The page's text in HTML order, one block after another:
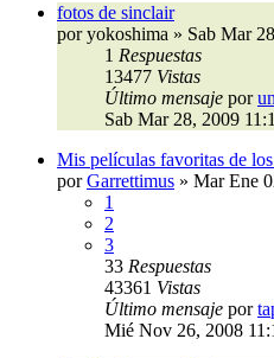
fotos de sinclair
poryokoshima » Sab Mar
1 Respuestas
13477 Vistas
Último mensaje por
Sab Mar 28, 2009
Mis películas favoritas de
porGarrettimus » Mar Ene
1
2
3
33 Respuestas
43361 Vistas
Último mensaje por
Mié Nov 26, 2008